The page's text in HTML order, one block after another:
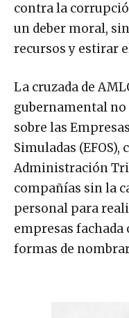
contra la
un deber moral,
recursos y estirar
La cruzada de
gubernamental no
sobre las
Simuladas
Administración
compañías sin la
personal para
empresas
formas de